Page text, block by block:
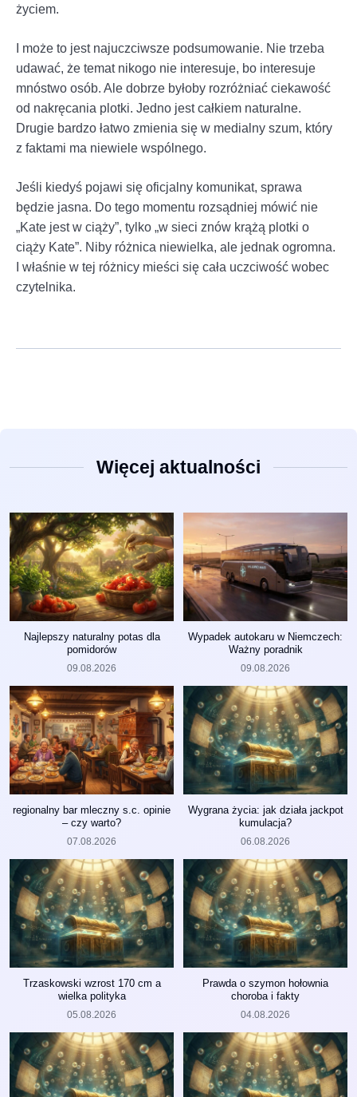
życiem.
I może to jest najuczciwsze podsumowanie. Nie trzeba
udawać, że temat nikogo nie interesuje, bo interesuje
mnóstwo osób. Ale dobrze byłoby rozróżniać ciekawość
od nakręcania plotki. Jedno jest całkiem naturalne.
Drugie bardzo łatwo zmienia się w medialny szum, który
z faktami ma niewiele wspólnego.
Jeśli kiedyś pojawi się oficjalny komunikat, sprawa
będzie jasna. Do tego momentu rozsądniej mówić nie
„Kate jest w ciąży”, tylko „w sieci znów krążą plotki o
ciąży Kate”. Niby różnica niewielka, ale jednak ogromna.
I właśnie w tej różnicy mieści się cała uczciwość wobec
czytelnika.
Więcej aktualności
Najlepszy naturalny potas dla
pomidorów
09.08.2026
Wypadek autokaru w Niemczech:
Ważny poradnik
09.08.2026
regionalny bar mleczny s.c. opinie
– czy warto?
07.08.2026
Wygrana życia: jak działa jackpot
kumulacja?
06.08.2026
Trzaskowski wzrost 170 cm a
wielka polityka
05.08.2026
Prawda o szymon hołownia
choroba i fakty
04.08.2026